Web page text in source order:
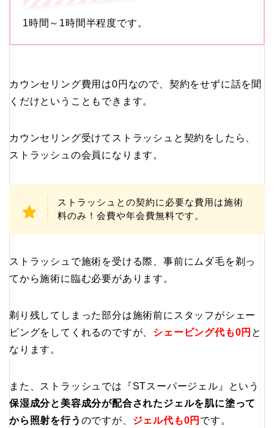
1時間～1時間半程度です。
カウンセリング費用は0円なので、契約をせずに話を聞
くだけということもできます。
カウンセリング受けてストラッシュと契約をしたら、
ストラッシュの会員になります。
ストラッシュとの契約に必要な費用は施術
料のみ！会費や年会費無料です。
ストラッシュで施術を受ける際、事前にムダ毛を剃っ
てから施術に臨む必要があります。
剃り残してしまった部分は施術前にスタッフがシェー
ビングをしてくれるのですが、 シェービング代も0円 と
なります。
また、ストラッシュでは『STスーパージェル』という
保湿成分と美容成分が配合されたジェルを肌に塗って
から照射を行う のですが、 ジェル代も0円 です。